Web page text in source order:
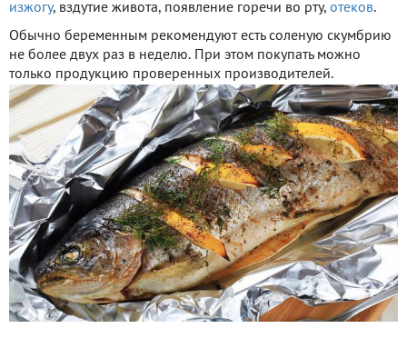
изжогу, вздутие живота, появление горечи во рту, отеков.
Обычно беременным рекомендуют есть соленую скумбрию
не более двух раз в неделю. При этом покупать можно
только продукцию проверенных производителей.